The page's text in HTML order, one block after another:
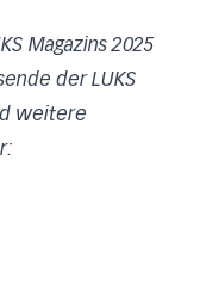
Magazins 2025
der LUKS
weitere